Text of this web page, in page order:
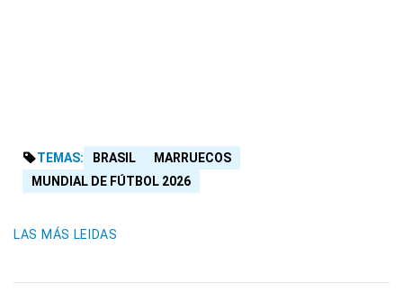
TEMAS: BRASIL
MARRUECOS
MUNDIAL DE FÚTBOL 2026
LAS MÁS LEIDAS